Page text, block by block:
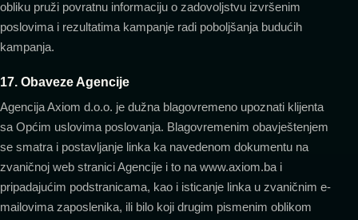
obliku pruži povratnu informaciju o zadovoljstvu izvršenim
poslovima i rezultatima kampanje radi poboljšanja budućih
kampanja.
17. Obaveze Agencije
Agencija Axiom d.o.o. je dužna blagovremeno upoznati klijenta
sa Općim uslovima poslovanja. Blagovremenim obavještenjem
se smatra i postavljanje linka ka navedenom dokumentu na
zvaničnoj web stranici Agencije i to na www.axiom.ba i
pripadajućim podstranicama, kao i isticanje linka u zvaničnim e-
mailovima zaposlenika, ili bilo koji drugim pismenim oblikom